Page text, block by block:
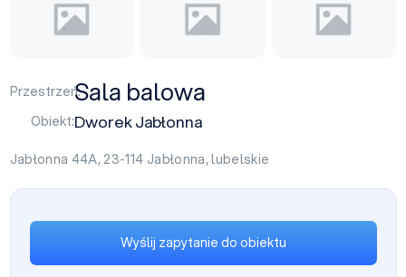
Przestrzeń:Sala balowa
Obiekt:Dworek Jabłonna
Jabłonna 44A, 23-114 Jabłonna,lubelskie
Wyślij zapytanie do obiektu